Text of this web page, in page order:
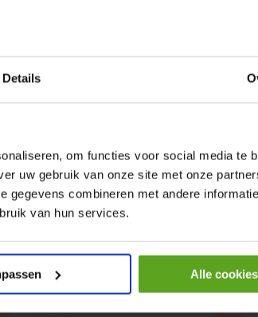
Details
om functies voor social media te
uw gebruik van onze site met onze
gegevens combineren met andere
van hun services.
Alle
HP 12 MOTOR B14 380VAC 0,25KW
Artikelnummer:OK9HPA1240
Merknaam:Emmegi